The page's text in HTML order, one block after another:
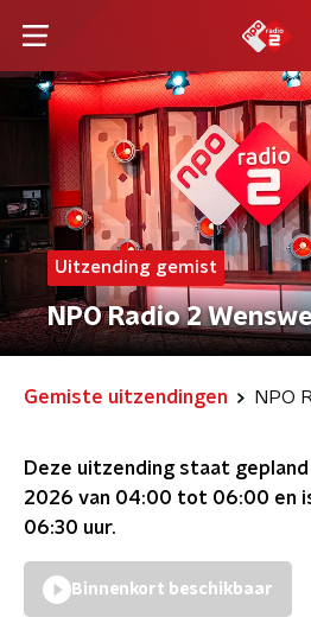
Uitzending gemist
NPO Radio 2
Gemiste uitzendingen
Deze uitzending staat
2026 van 04:00 tot 06:00 en
06:30 uur.
Binnenkort beschikbaar